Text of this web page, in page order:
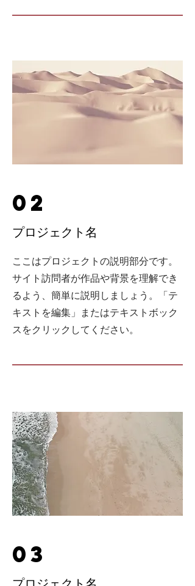
02
プロジェクト名
ここはプロジェクトの説明部分です。
サイト訪問者が作品や背景を理解でき
るよう、簡単に説明しましょう。「テ
キストを編集」またはテキストボック
スをクリックしてください。
03